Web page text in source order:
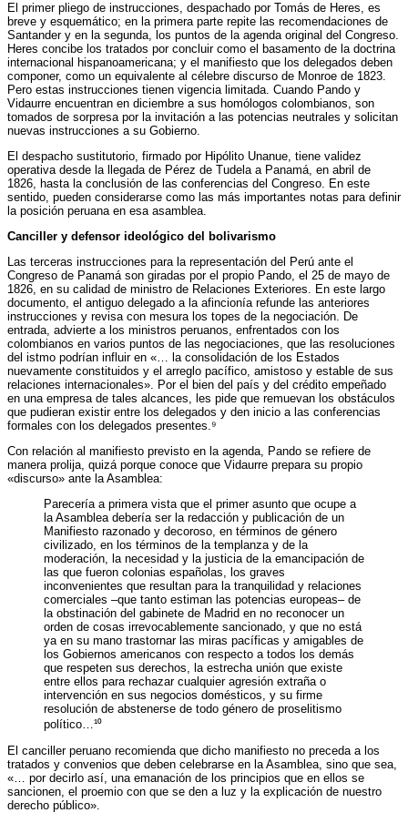
El primer pliego de instrucciones, despachado por Tomás de Heres, es
breve y esquemático; en la primera parte repite las recomendaciones de
Santander y en la segunda, los puntos de la agenda original del Congreso.
Heres concibe los tratados por concluir como el basamento de la doctrina
internacional hispanoamericana; y el manifiesto que los delegados deben
componer, como un equivalente al célebre discurso de Monroe de 1823.
Pero estas instrucciones tienen vigencia limitada. Cuando Pando y
Vidaurre encuentran en diciembre a sus homólogos colombianos, son
tomados de sorpresa por la invitación a las potencias neutrales y solicitan
nuevas instrucciones a su Gobierno.
El despacho sustitutorio, firmado por Hipólito Unanue, tiene validez
operativa desde la llegada de Pérez de Tudela a Panamá, en abril de
1826, hasta la conclusión de las conferencias del Congreso. En este
sentido, pueden considerarse como las más importantes notas para definir
la posición peruana en esa asamblea.
Canciller y defensor ideológico del bolivarismo
Las terceras instrucciones para la representación del Perú ante el
Congreso de Panamá son giradas por el propio Pando, el 25 de mayo de
1826, en su calidad de ministro de Relaciones Exteriores. En este largo
documento, el antiguo delegado a la afincionía refunde las anteriores
instrucciones y revisa con mesura los topes de la negociación. De
entrada, advierte a los ministros peruanos, enfrentados con los
colombianos en varios puntos de las negociaciones, que las resoluciones
del istmo podrían influir en «… la consolidación de los Estados
nuevamente constituidos y el arreglo pacífico, amistoso y estable de sus
relaciones internacionales». Por el bien del país y del crédito empeñado
en una empresa de tales alcances, les pide que remuevan los obstáculos
que pudieran existir entre los delegados y den inicio a las conferencias
formales con los delegados presentes.⁹
Con relación al manifiesto previsto en la agenda, Pando se refiere de
manera prolija, quizá porque conoce que Vidaurre prepara su propio
«discurso» ante la Asamblea:
Parecería a primera vista que el primer asunto que ocupe a
la Asamblea debería ser la redacción y publicación de un
Manifiesto razonado y decoroso, en términos de género
civilizado, en los términos de la templanza y de la
moderación, la necesidad y la justicia de la emancipación de
las que fueron colonias españolas, los graves
inconvenientes que resultan para la tranquilidad y relaciones
comerciales –que tanto estiman las potencias europeas– de
la obstinación del gabinete de Madrid en no reconocer un
orden de cosas irrevocablemente sancionado, y que no está
ya en su mano trastornar las miras pacíficas y amigables de
los Gobiernos americanos con respecto a todos los demás
que respeten sus derechos, la estrecha unión que existe
entre ellos para rechazar cualquier agresión extraña o
intervención en sus negocios domésticos, y su firme
resolución de abstenerse de todo género de proselitismo
político…¹⁰
El canciller peruano recomienda que dicho manifiesto no preceda a los
tratados y convenios que deben celebrarse en la Asamblea, sino que sea,
«… por decirlo así, una emanación de los principios que en ellos se
sancionen, el proemio con que se den a luz y la explicación de nuestro
derecho público».